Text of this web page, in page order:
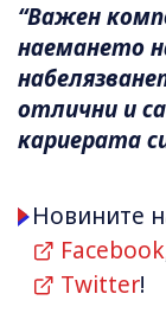
“Важен
наемането
отлични и
кариерата
Новините
Facebook
Twitter!